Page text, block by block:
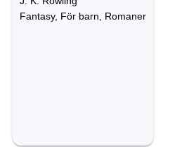
Fantasy, För barn, Romaner